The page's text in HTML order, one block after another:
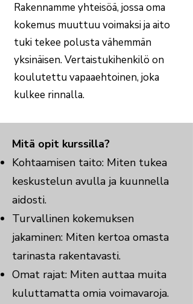
Rakennamme yhteisöä, jossa oma
kokemus muuttuu voimaksi ja aito
tuki tekee polusta vähemmän
yksinäisen. Vertaistukihenkilö on
koulutettu vapaaehtoinen, joka
kulkee rinnalla.
Mitä opit kurssilla?
Kohtaamisen taito: Miten tukea
keskustelun avulla ja kuunnella
aidosti.
Turvallinen kokemuksen
jakaminen: Miten kertoa omasta
tarinasta rakentavasti.
Omat rajat: Miten auttaa muita
kuluttamatta omia voimavaroja.